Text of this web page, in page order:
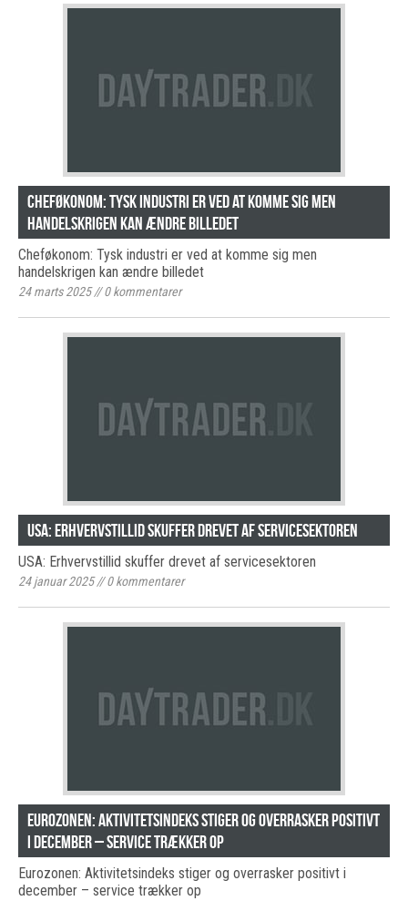
Cheføkonom: Tysk industri er ved at komme sig men
handelskrigen kan ændre billedet
Cheføkonom: Tysk industri er ved at komme sig men
handelskrigen kan ændre billedet
24 marts 2025//0kommentarer
USA: Erhvervstillid skuffer drevet af servicesektoren
USA: Erhvervstillid skuffer drevet af servicesektoren
24 januar 2025//0kommentarer
Eurozonen: Aktivitetsindeks stiger og overrasker positivt
i december – service trækker op
Eurozonen: Aktivitetsindeks stiger og overrasker positivt i
december – service trækker op